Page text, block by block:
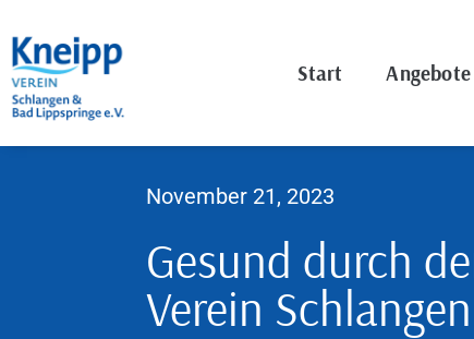
Start Angebote
November 21, 2023
Gesund durch
Verein Schlangen